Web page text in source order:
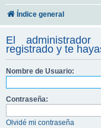
Índice general
El
registrado y te
Nombre de Usuario:
Contraseña:
Olvidé mi contraseña